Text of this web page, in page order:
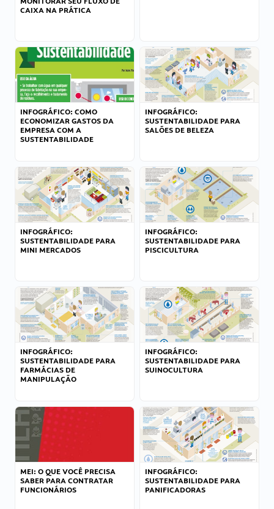
CAIXA NA PRÁTICA
INFOGRÁFICO: COMO
ECONOMIZAR GASTOS DA
EMPRESA COM A
SUSTENTABILIDADE
INFOGRÁFICO:
SUSTENTABILIDADE PARA
SALÕES DE BELEZA
INFOGRÁFICO:
SUSTENTABILIDADE PARA
MINI MERCADOS
INFOGRÁFICO:
SUSTENTABILIDADE PARA
PISCICULTURA
INFOGRÁFICO:
SUSTENTABILIDADE PARA
FARMÁCIAS DE
MANIPULAÇÃO
INFOGRÁFICO:
SUSTENTABILIDADE PARA
SUINOCULTURA
MEI: O QUE VOCÊ PRECISA
SABER PARA CONTRATAR
FUNCIONÁRIOS
INFOGRÁFICO:
SUSTENTABILIDADE PARA
PANIFICADORAS